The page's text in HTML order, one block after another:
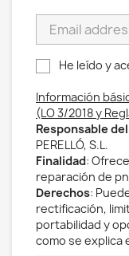
He leído y
Información
(LO 3/2018 y
Responsable
PERELLÓ, S.L.
Finalidad:
reparación de
Derechos:
rectificación,
portabilidad y
como se explica